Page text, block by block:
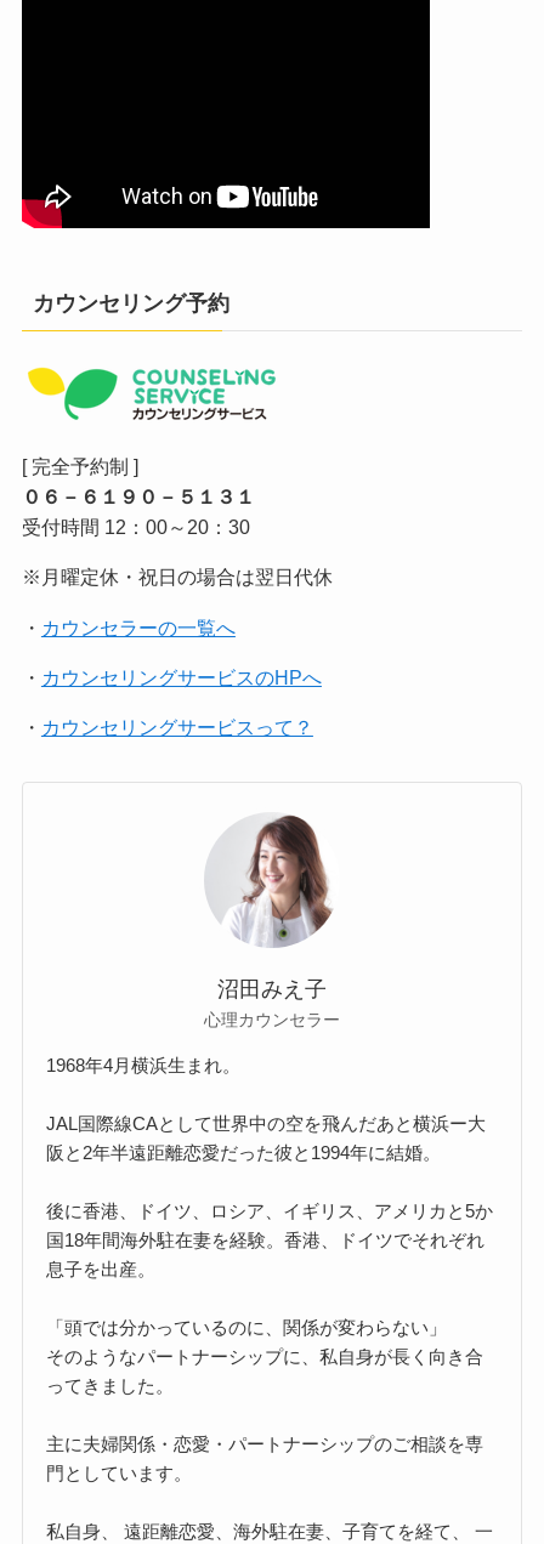
カウンセリング予約
[ 完全予約制 ]
０６－６１９０－５１３１
受付時間 12：00～20：30
※月曜定休・祝日の場合は翌日代休
・ カウンセラーの一覧へ
・ カウンセリングサービスのHPへ
・ カウンセリングサービスって？
沼田みえ子
心理カウンセラー
1968年4月横浜生まれ。
JAL国際線CAとして世界中の空を飛んだあと横浜ー大
阪と2年半遠距離恋愛だった彼と1994年に結婚。
後に香港、ドイツ、ロシア、イギリス、アメリカと5か
国18年間海外駐在妻を経験。香港、ドイツでそれぞれ
息子を出産。
「頭では分かっているのに、関係が変わらない」
そのようなパートナーシップに、私自身が長く向き合
ってきました。
主に夫婦関係・恋愛・パートナーシップのご相談を専
門としています。
私自身、 遠距離恋愛、海外駐在妻、子育てを経て、 一